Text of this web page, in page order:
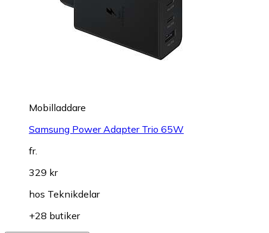
Mobilladdare
Samsung Power Adapter Trio 65W
fr.
329 kr
hos Teknikdelar
+28 butiker